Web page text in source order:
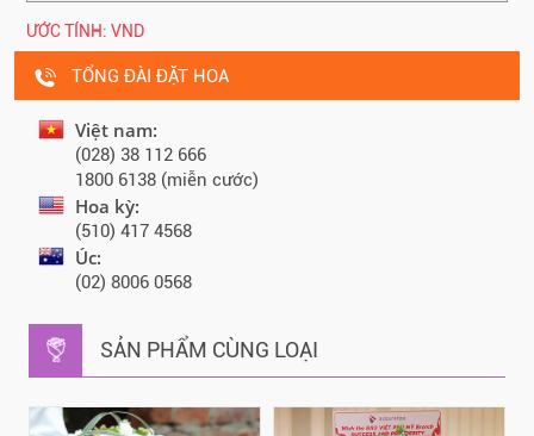
ƯỚC TÍNH: VND
TỔNG ĐÀI ĐẶT HOA
Việt nam:
(028) 38 112 666
1800 6138 (miễn cước)
Hoa kỳ:
(510) 417 4568
Úc:
(02) 8006 0568
SẢN PHẨM CÙNG LOẠI